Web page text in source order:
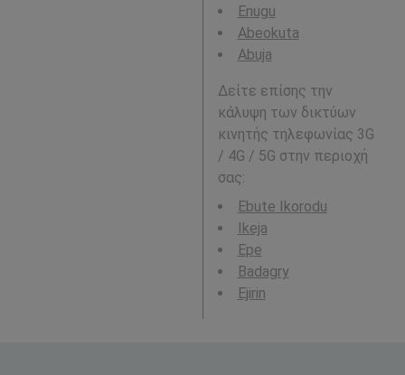
Enugu
Abeokuta
Abuja
Δείτε επίσης την
κάλυψη των δικτύων
κινητής τηλεφωνίας 3G
/ 4G / 5G στην περιοχή
σας:
Ebute Ikorodu
Ikeja
Epe
Badagry
Ejirin